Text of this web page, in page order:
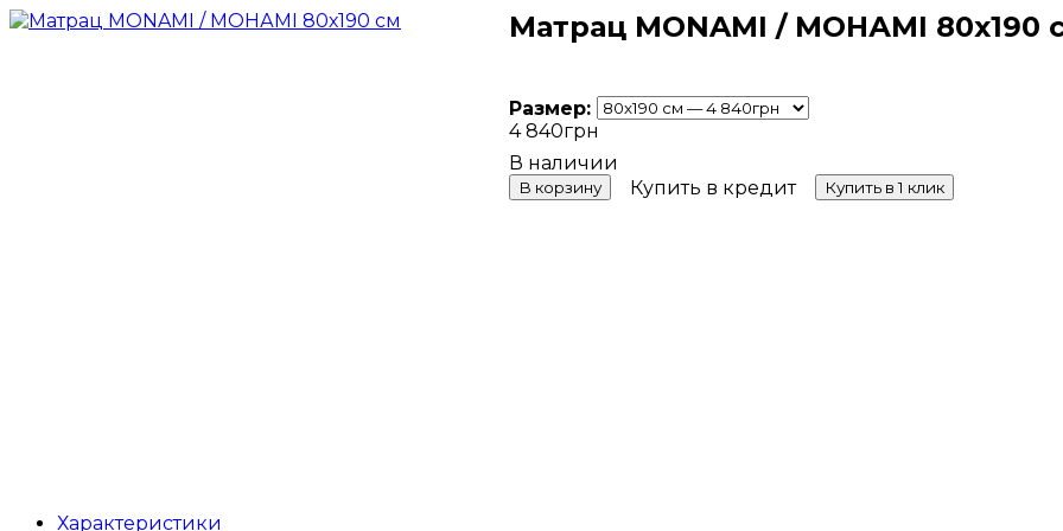
Матрац MONAMI / МОНАМІ 80х190
Размер:
4 840грн
В корзину Купить в кредит Купить в 1 клик
Характеристики